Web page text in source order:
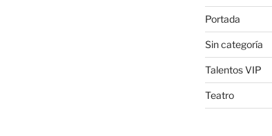
Portada
Sin categoría
Talentos VIP
Teatro